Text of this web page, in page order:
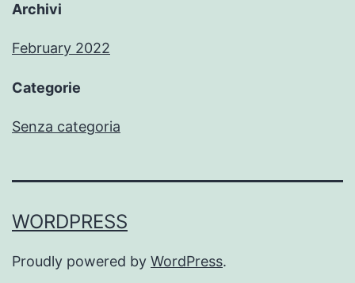
Archivi
February 2022
Categorie
Senza categoria
WORDPRESS
Proudly powered by WordPress.